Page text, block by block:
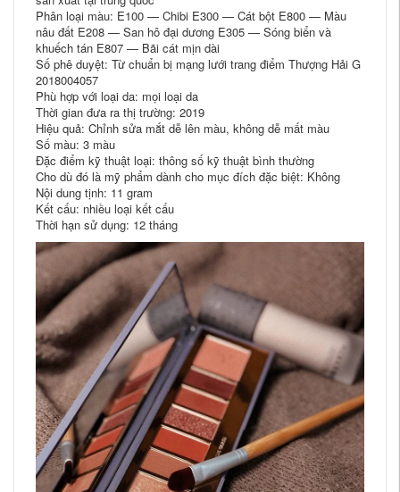
Phân loại màu: E100 — Chibi E300 — Cát bột E800 — Màu
nâu đất E208 — San hô đại dương E305 — Sóng biển và
khuếch tán E807 — Bãi cát mịn dài
Số phê duyệt: Từ chuẩn bị mạng lưới trang điểm Thượng Hải G
2018004057
Phù hợp với loại da: mọi loại da
Thời gian đưa ra thị trường: 2019
Hiệu quả: Chỉnh sửa mắt dễ lên màu, không dễ mất màu
Số màu: 3 màu
Đặc điểm kỹ thuật loại: thông số kỹ thuật bình thường
Cho dù đó là mỹ phẩm dành cho mục đích đặc biệt: Không
Nội dung tịnh: 11 gram
Kết cấu: nhiều loại kết cấu
Thời hạn sử dụng: 12 tháng